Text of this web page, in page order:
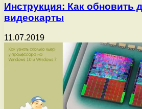
Инструкция: Как обновить
видеокарты
11.07.2019